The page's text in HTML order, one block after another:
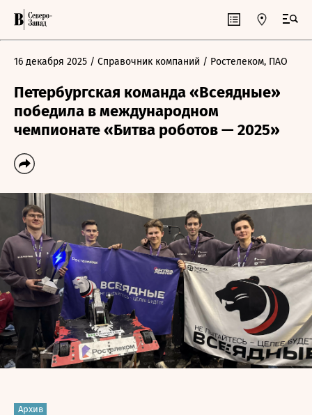
16 декабря 2025 / Справочник компаний / Ростелеком, ПАО
Петербургская команда «Всеядные»
победила в международном
чемпионате «Битва роботов — 2025»
Архив